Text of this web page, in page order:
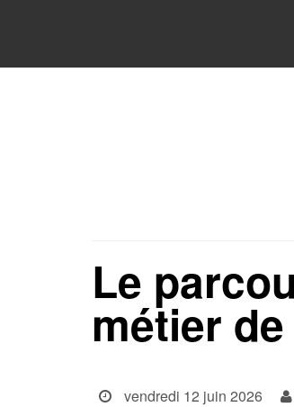
Le
métier
vendredi 12 juin 2026